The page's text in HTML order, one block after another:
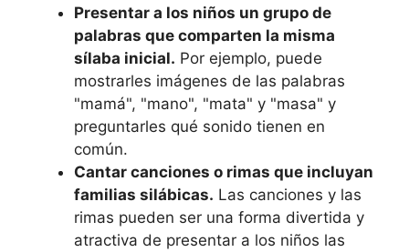
Presentar a los niños un grupo de
palabras que comparten la misma
sílaba inicial. Por ejemplo, puede
mostrarles imágenes de las palabras
"mamá", "mano", "mata" y "masa" y
preguntarles qué sonido tienen en
común.
Cantar canciones o rimas que incluyan
familias silábicas. Las canciones y las
rimas pueden ser una forma divertida y
atractiva de presentar a los niños las